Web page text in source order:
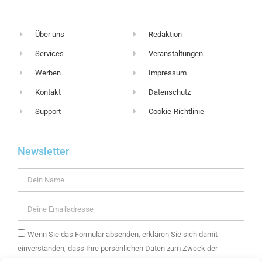
Über uns
Services
Werben
Kontakt
Support
Redaktion
Veranstaltungen
Impressum
Datenschutz
Cookie-Richtlinie
Newsletter
Wenn Sie das Formular absenden, erklären Sie sich damit
einverstanden, dass Ihre persönlichen Daten zum Zweck der